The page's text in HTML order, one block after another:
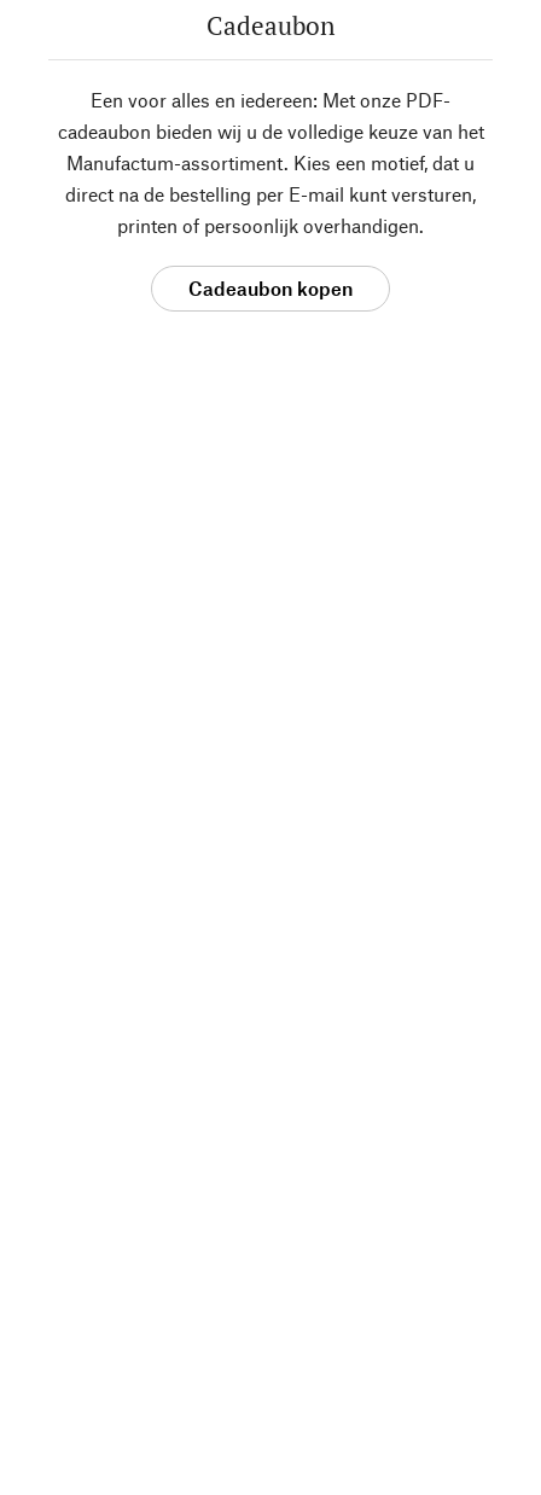
Cadeaubon
Een voor alles en iedereen: Met onze PDF-
cadeaubon bieden wij u de volledige keuze van het
Manufactum-assortiment. Kies een motief, dat u
direct na de bestelling per E-mail kunt versturen,
printen of persoonlijk overhandigen.
Cadeaubon kopen